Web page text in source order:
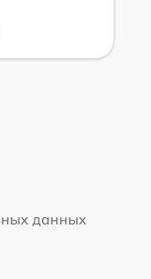
данных